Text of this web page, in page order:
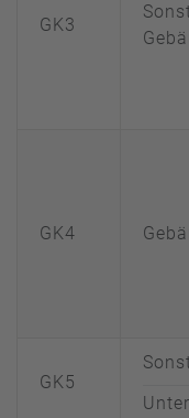
GK3
GK4
GK5